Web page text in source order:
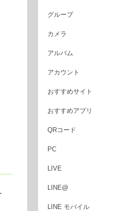
グループ
カメラ
アルバム
アカウント
おすすめサイト
おすすめアプリ
QRコード
PC
LIVE
LINE@
LINE モバイル